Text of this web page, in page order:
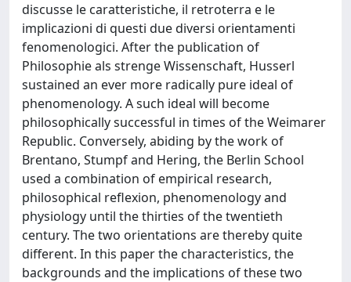
discusse le caratteristiche, il retroterra e le
implicazioni di questi due diversi orientamenti
fenomenologici. After the publication of
Philosophie als strenge Wissenschaft, Husserl
sustained an ever more radically pure ideal of
phenomenology. A such ideal will become
philosophically successful in times of the Weimarer
Republic. Conversely, abiding by the work of
Brentano, Stumpf and Hering, the Berlin School
used a combination of empirical research,
philosophical reflexion, phenomenology and
physiology until the thirties of the twentieth
century. The two orientations are thereby quite
different. In this paper the characteristics, the
backgrounds and the implications of these two